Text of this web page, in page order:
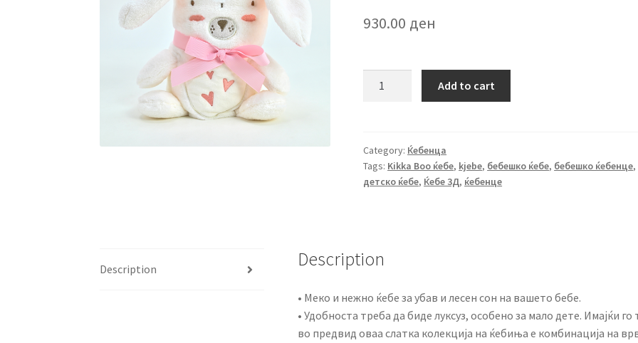
930.00 ден
Воo
550788
quantity
Add to cart
Category: Ќебенца
Tags: Kikka Boo ќебе, kjebe, бебешко ќебе, бебешко ќебенце,
детско ќебе, Ќебе 3Д, ќебенце
Description Description
• Меко и нежно ќебе за убав и лесен сон на вашето бебе.
• Удобноста треба да биде луксуз, особено за мало дете. Имајќи го
во предвид оваа слатка колекција на ќебиња е комбинација на